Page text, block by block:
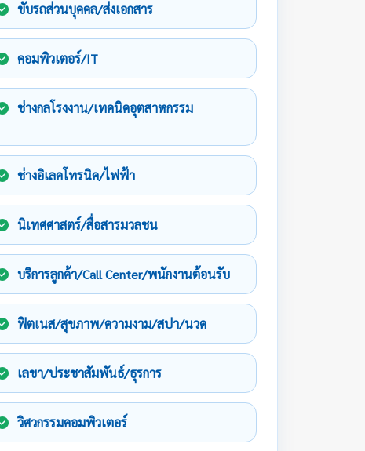
ขับรถส่วนบุคคล/ส่งเอกสาร
คอมพิวเตอร์/IT
ช่างกลโรงงาน/เทคนิคอุตสาหกรรม
ช่างอิเลคโทรนิค/ไฟฟ้า
นิเทศศาสตร์/สื่อสารมวลชน
บริการลูกค้า/Call Center/พนักงานต้อนรับ
ฟิตเนส/สุขภาพ/ความงาม/สปา/นวด
เลขา/ประชาสัมพันธ์/ธุรการ
วิศวกรรมคอมพิวเตอร์